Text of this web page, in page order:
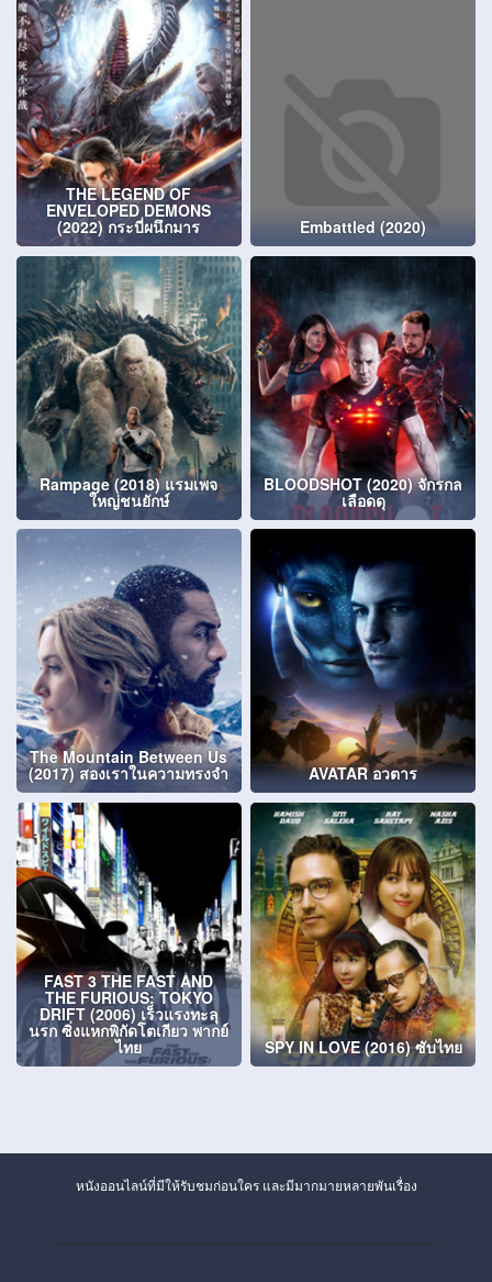
THE LEGEND OF
ENVELOPED DEMONS
(2022) กระบี่ผนึกมาร Embattled (2020)
Rampage (2018) แรมเพจ
ใหญ่ชนยักษ์
BLOODSHOT (2020) จักรกล
เลือดดุ
The Mountain Between Us
(2017) สองเราในความทรงจำ AVATAR อวตาร
FAST 3 THE FAST AND
THE FURIOUS: TOKYO
DRIFT (2006) เร็วแรงทะลุ
นรก ซิ่งแหกพิกัดโตเกียว พากย์
ไทย SPY IN LOVE (2016) ซับไทย
หนังออนไลน์ที่มีให้รับชมก่อนใคร และมีมากมายหลายพันเรื่อง